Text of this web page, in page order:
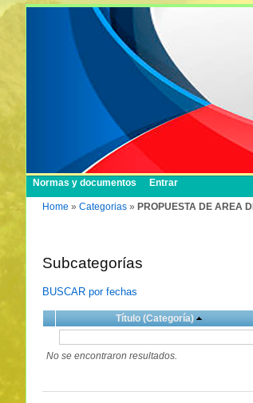
Normas y documentos Entrar
Home » Categorias » PROPUESTA DE AREA
Subcategorías
BUSCAR por fechas
Título (Categoría)
No se encontraron resultados.